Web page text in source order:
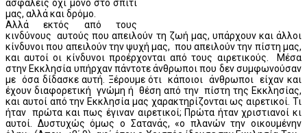
ασφαλείς όχι μόνο στο σπίτι
μας, αλλά και δρόμο.
Αλλά εκτός από τους
κινδύνους αυτούς που απειλούν τη ζωή μας, υπάρχουν και άλλοι
κίνδυνοι που απειλούν την ψυχή μας, που απειλούν την πίστη μας,
και αυτοί οι κίνδυνοι προέρχονται από τους αιρετικούς. Μέσα
στην Εκκλησία υπήρχαν πάντοτε άνθρωποι που δεν συμφωνούσαν
με όσα δίδασκε αυτή. Ξέρουμε ότι κάποιοι άνθρωποι είχαν και
έχουν διαφορετική γνώμη ή θέση από την πίστη της Εκκλησίας,
και αυτοί από την Εκκλησία μας χαρακτηρίζονται ως αιρετικοί. Τι
ήταν πρώτα και πως έγιναν αιρετικοί; Πρώτα ήταν χριστιανοί κι
αυτοί. Δυστυχώς όμως ο Σατανάς, «ο πλανών την οικουμένην